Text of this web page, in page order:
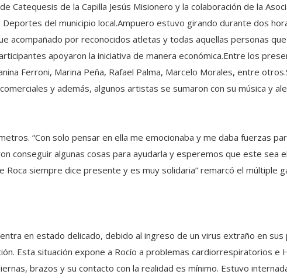
Catequesis de la Capilla Jesús Misionero y la colaboración de la
del municipio local.Ampuero estuvo girando durante dos
acompañado por reconocidos atletas y todas aquellas personas
apoyaron la iniciativa de manera económica.Entre los
Ferroni, Marina Peña, Rafael Palma, Marcelo Morales, entre
y además, algunos artistas se sumaron con su música y
“Con solo pensar en ella me emocionaba y me daba fuerzas
conseguir algunas cosas para ayudarla y esperemos que este sea
Roca siempre dice presente y es muy solidaria” remarcó el múltiple
en estado delicado, debido al ingreso de un virus extraño en sus
Esta situación expone a Rocío a problemas cardiorrespiratorios e
brazos y su contacto con la realidad es mínimo. Estuvo